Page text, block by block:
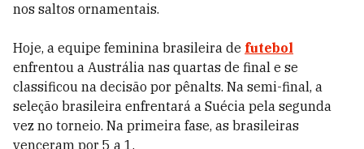
nos saltos ornamentais.
Hoje, a equipe feminina brasileira de futebol
enfrentou a Austrália nas quartas de final e se
classificou na decisão por pênalts. Na semi-final, a
seleção brasileira enfrentará a Suécia pela segunda
vez no torneio. Na primeira fase, as brasileiras
venceram por 5 a 1.